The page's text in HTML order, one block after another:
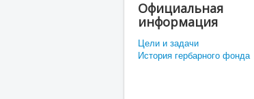
Официальная
информация
Цели и задачи
История гербарного фонда